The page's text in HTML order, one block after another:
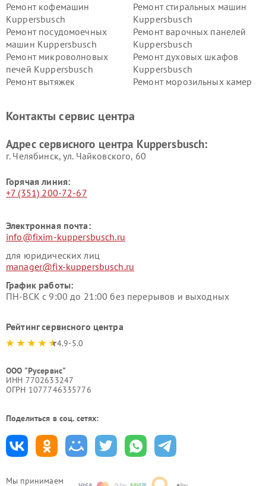
Мы принимаем
Ремонт кофемашин
Kuppersbusch
Ремонт стиральных машин
Kuppersbusch
Ремонт посудомоечных
машин Kuppersbusch
Ремонт варочных панелей
Kuppersbusch
Ремонт микроволновых
печей Kuppersbusch
Ремонт духовых шкафов
Kuppersbusch
Ремонт вытяжек
Ремонт морозильных камер
Kuppersbusch
вакуумных упаковщиков
Ремонт сушильных машин Kuppersbusch
Контакты сервис центра
Адрес сервисного центра Kuppersbusch:
г. Челябинск, ул. Чайковского, 60
Горячая линия:
+7 (351) 200-72-67
Электронная почта:
info@fixim-kuppersbusch.ru
для юридических лиц
manager@fix-kuppersbusch.ru
График работы:
ПН-ВСК с 9:00 до 21:00 без перерывов и выходных
Рейтинг сервисного центра
4.9-5.0
ООО "Русервис"
ИНН 7702633247
ОГРН 1077746335776
Поделиться в соц. сетях: